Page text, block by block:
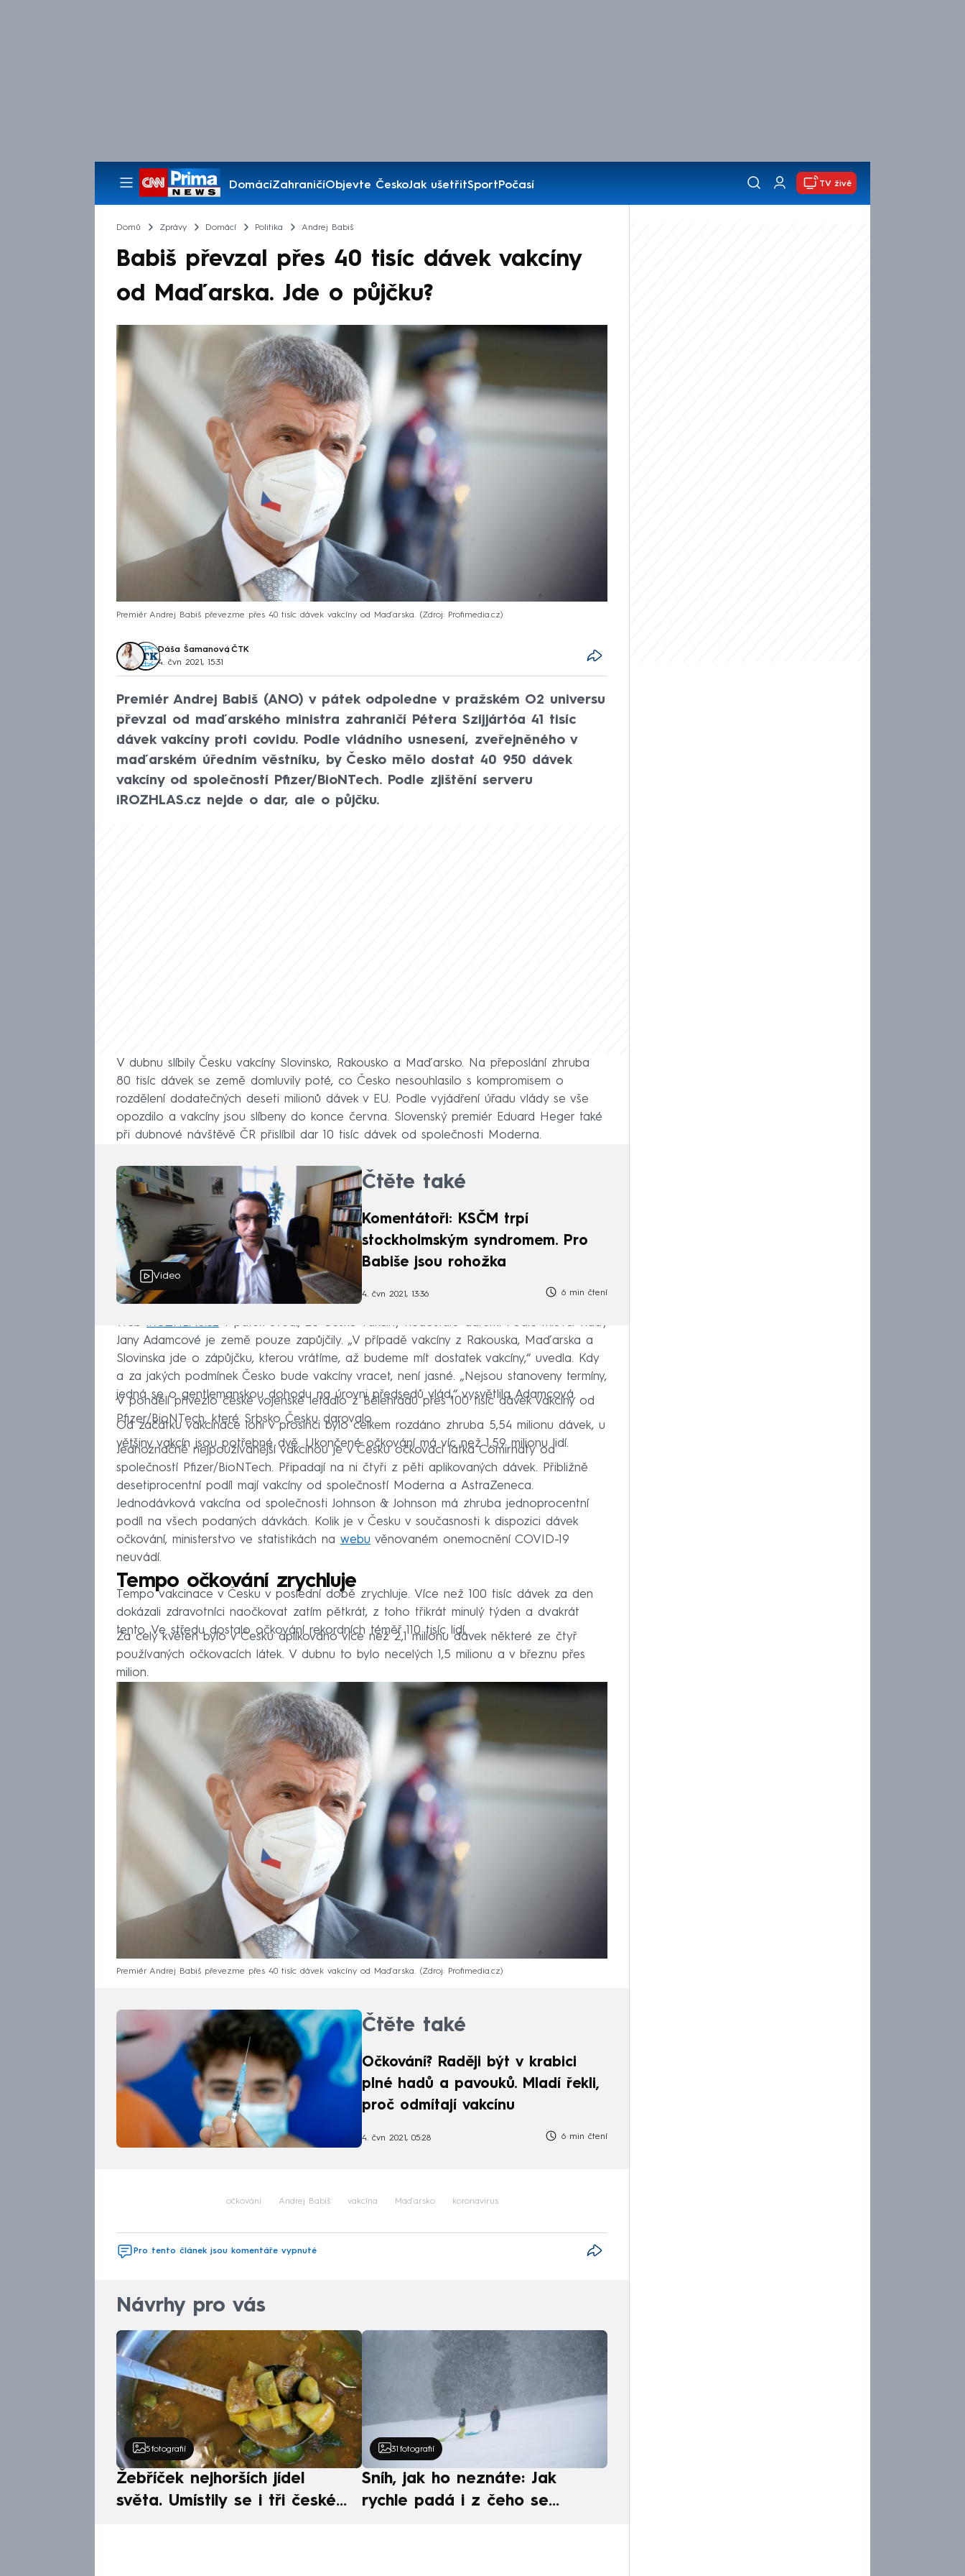
DomácíZahraničíObjevte ČeskoJak ušetřitSportPočasí
Pořady
TV živě
Domů Zprávy Domácí Politika Andrej Babiš
Babiš převzal přes 40 tisíc dávek vakcíny
od Maďarska. Jde o půjčku?
Premiér Andrej Babiš převezme přes 40 tisíc dávek vakcíny od Maďarska. Zdroj: Profimedia.cz
Dáša Šamanová, ČTK
4. čvn 2021, 15:31
Premiér Andrej Babiš (ANO) v pátek odpoledne v pražském O2 universu
převzal od maďarského ministra zahraničí Pétera Szijjártóa 41 tisíc
dávek vakcíny proti covidu. Podle vládního usnesení, zveřejněného v
maďarském úředním věstníku, by Česko mělo dostat 40 950 dávek
vakcíny od společností Pfizer/BioNTech. Podle zjištění serveru
iROZHLAS.cz nejde o dar, ale o půjčku.
V dubnu slíbily Česku vakcíny Slovinsko, Rakousko a Maďarsko. Na přeposlání zhruba
80 tisíc dávek se země domluvily poté, co Česko nesouhlasilo s kompromisem o
rozdělení dodatečných deseti milionů dávek v EU. Podle vyjádření úřadu vlády se vše
opozdilo a vakcíny jsou slíbeny do konce června. Slovenský premiér Eduard Heger také
při dubnové návštěvě ČR přislíbil dar 10 tisíc dávek od společnosti Moderna.
Video
Čtěte také
Komentátoři: KSČM trpí
stockholmským syndromem. Pro
Babiše jsou rohožka
4. čvn 2021, 13:36 6 min čtení
Web iROZHLAS.cz v pátek uvedl, že Česko vakcíny nedostalo darem. Podle mluvčí vlády
Jany Adamcové je země pouze zapůjčily. „V případě vakcíny z Rakouska, Maďarska a
Slovinska jde o zápůjčku, kterou vrátíme, až budeme mít dostatek vakcíny,“ uvedla. Kdy
a za jakých podmínek Česko bude vakcíny vracet, není jasné. „Nejsou stanoveny termíny,
jedná se o gentlemanskou dohodu na úrovni předsedů vlád,“ vysvětlila Adamcová.
V pondělí přivezlo české vojenské letadlo z Bělehradu přes 100 tisíc dávek vakcíny od
Pfizer/BioNTech, které Srbsko Česku darovalo.
Od začátku vakcinace loni v prosinci bylo celkem rozdáno zhruba 5,54 milionu dávek, u
většiny vakcín jsou potřebné dvě. Ukončené očkování má víc než 1,59 milionu lidí.
Jednoznačně nejpoužívanější vakcínou je v Česku očkovací látka Comirnaty od
společností Pfizer/BioNTech. Připadají na ni čtyři z pěti aplikovaných dávek. Přibližně
desetiprocentní podíl mají vakcíny od společností Moderna a AstraZeneca.
Jednodávková vakcína od společnosti Johnson & Johnson má zhruba jednoprocentní
podíl na všech podaných dávkách. Kolik je v Česku v současnosti k dispozici dávek
očkování, ministerstvo ve statistikách na webu věnovaném onemocnění COVID-19
neuvádí.
Tempo očkování zrychluje
Tempo vakcinace v Česku v poslední době zrychluje. Více než 100 tisíc dávek za den
dokázali zdravotníci naočkovat zatím pětkrát, z toho třikrát minulý týden a dvakrát
tento. Ve středu dostalo očkování rekordních téměř 110 tisíc lidí.
Za celý květen bylo v Česku aplikováno více než 2,1 milionu dávek některé ze čtyř
používaných očkovacích látek. V dubnu to bylo necelých 1,5 milionu a v březnu přes
milion.
Premiér Andrej Babiš převezme přes 40 tisíc dávek vakcíny od Maďarska. Zdroj: Profimedia.cz
Čtěte také
Očkování? Raději být v krabici
plné hadů a pavouků. Mladí řekli,
proč odmítají vakcínu
4. čvn 2021, 05:28 6 min čtení
očkování Andrej Babiš vakcína Maďarsko koronavirus
Pro tento článek jsou komentáře vypnuté
Návrhy pro vás
5 fotografií
Žebříček nejhorších jídel
světa. Umístily se i tři české
31 fotografií
Sníh, jak ho neznáte: Jak
rychle padá i z čeho se